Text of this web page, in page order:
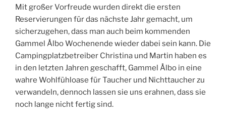
Mit großer Vorfreude wurden direkt die ersten
Reservierungen für das nächste Jahr gemacht, um
sicherzugehen, dass man auch beim kommenden
Gammel Ålbo Wochenende wieder dabei sein kann. Die
Campingplatzbetreiber Christina und Martin haben es
in den letzten Jahren geschafft, Gammel Ålbo in eine
wahre Wohlfühloase für Taucher und Nichttaucher zu
verwandeln, dennoch lassen sie uns erahnen, dass sie
noch lange nicht fertig sind.